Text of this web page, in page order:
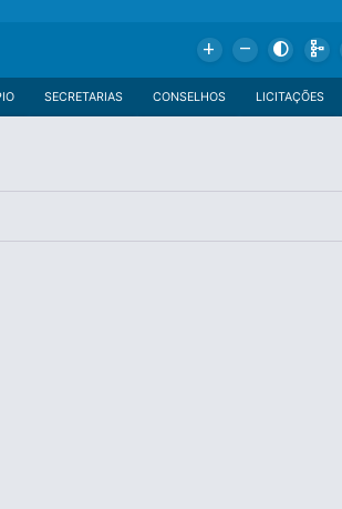
Add Remove Contrast Schema
LICITAÇÕES
CONSELHOS
SECRETARIAS